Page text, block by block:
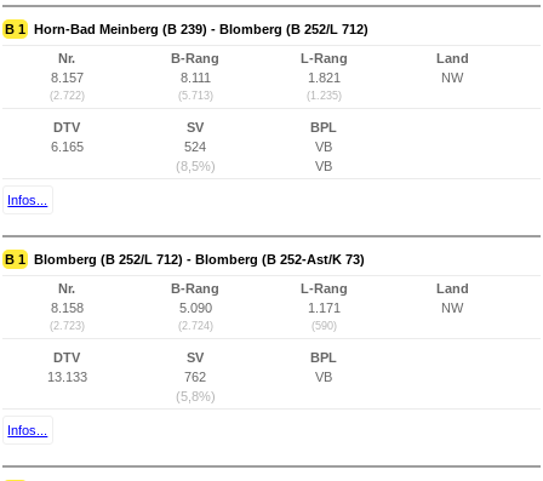
B 1 Horn-Bad Meinberg (B 239) - Blomberg (B 252/L 712)
Nr.
8.157
(2.722)
B-Rang
8.111
(5.713)
L-Rang
1.821
(1.235)
Land
NW
DTV
6.165
SV
524
(8,5%)
BPL
VB
VB
Infos...
B 1 Blomberg (B 252/L 712) - Blomberg (B 252-Ast/K 73)
Nr.
8.158
(2.723)
B-Rang
5.090
(2.724)
L-Rang
1.171
(590)
Land
NW
DTV
13.133
SV
762
(5,8%)
BPL
VB
Infos...